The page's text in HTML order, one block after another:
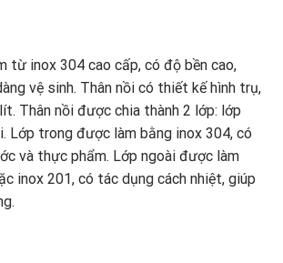
từ inox 304 cao cấp, có độ bền cao,
vệ sinh. Thân nồi có thiết kế hình trụ,
Thân nồi được chia thành 2 lớp: lớp
Lớp trong được làm bằng inox 304, có
và thực phẩm. Lớp ngoài được làm
inox 201, có tác dụng cách nhiệt, giúp